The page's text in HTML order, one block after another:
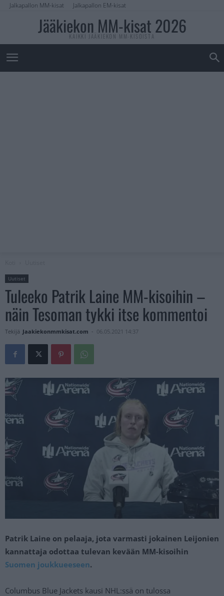
Jalkapallon MM-kisat Jalkapallon EM-kisat
Jääkiekon MM-kisat 2026
KAIKKI JÄÄKIEKON MM-KISOISTA
Uutiset
Tuleeko Patrik Laine MM-kisoihin –
näin Tesoman tykki itse kommentoi
Tekijä Jaakiekonmmkisat.com - 06.05.2021 14:37
Patrik Laine on pelaaja, jota varmasti jokainen Leijonien
kannattaja odottaa tulevan kevään MM-kisoihin
Suomen joukkueeseen.
Columbus Blue Jackets kausi NHL:ssä on tulossa